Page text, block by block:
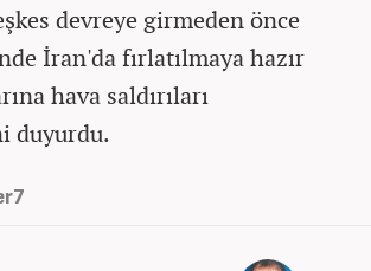
devreye girmeden önce
İran'da fırlatılmaya hazır
hava saldırıları
duyurdu.